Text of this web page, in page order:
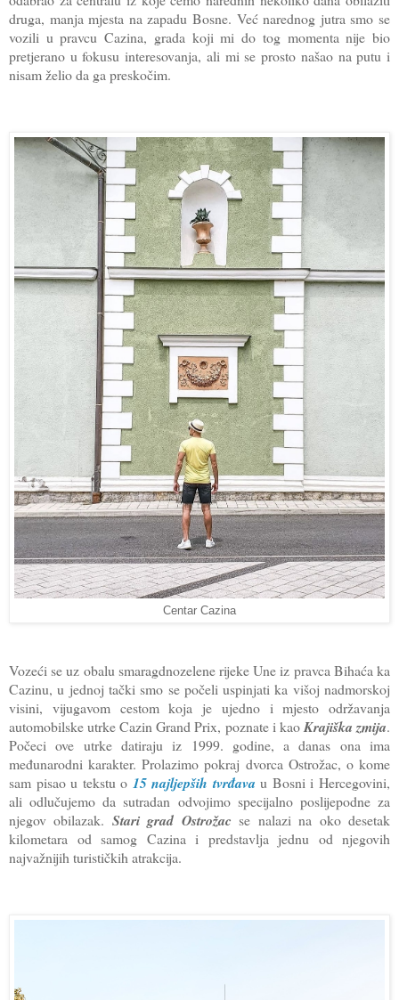
druga, manja mjesta na zapadu Bosne. Već narednog jutra smo se
vozili u pravcu Cazina, grada koji mi do tog momenta nije bio
pretjerano u fokusu interesovanja, ali mi se prosto našao na putu i
nisam želio da ga preskočim.
Centar Cazina
Vozeći se uz obalu smaragdnozelene rijeke Une iz pravca Bihaća ka
Cazinu, u jednoj tački smo se počeli uspinjati ka višoj nadmorskoj
visini, vijugavom cestom koja je ujedno i mjesto održavanja
automobilske utrke Cazin Grand Prix, poznate i kaoKrajiška zmija.
Počeci ove utrke datiraju iz 1999. godine, a danas ona ima
međunarodni karakter. Prolazimo pokraj dvorca Ostrožac, o kome
sam pisao u tekstu o 15 najljepših tvrđava u Bosni i Hercegovini,
ali odlučujemo da sutradan odvojimo specijalno poslijepodne za
njegov obilazak. Stari grad Ostrožac se nalazi na oko desetak
kilometara od samog Cazina i predstavlja jednu od njegovih
najvažnijih turističkih atrakcija.